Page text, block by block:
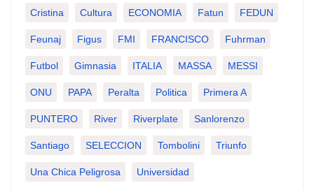
Cristina Cultura ECONOMIA Fatun FEDUN
Feunaj Figus FMI FRANCISCO Fuhrman
Futbol Gimnasia ITALIA MASSA MESSI
ONU PAPA Peralta Politica Primera A
PUNTERO River Riverplate Sanlorenzo
Santiago SELECCION Tombolini Triunfo
Una Chica Peligrosa Universidad